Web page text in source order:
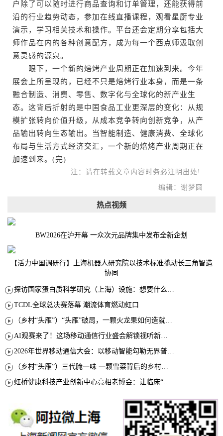
户除了可以随时进行商品查询和订单管理，还能获得前
沿的行业趋势动态，参加在线直播课程，观看星厨专业
演示，学习相关技术和操作。平台还会定期分享包括大
师作品在内的各种创意配方，成为每一个西点师汲取创
意灵感的源泉。
眼下，一个新的焙烤产业周期正在加速到来。今年
展会上所呈现的，已经不只是焙烤行业本身，而是一条
融合制造、消费、零售、数字化与全球化的新产业生
态。这背后折射的是中国食品工业更深层的变化：从规
模扩张转向价值升级，从成本竞争转向创新竞争，从产
品输出转向生态输出。当智能制造、健康消费、全球化
布局与生活方式经济交汇，一个新的焙烤产业周期正在
加速到来。(完)
注：请在转载文章内容时务必注明出处!
编辑：谢梦圆
热点视频
BW2026在沪开幕 一众次元品牌集中发布全新企划
【活力中国调研行】上海机器人研究院以技术标准撬动长三角智造
协同
TCDL全球总决赛落幕 潮流体育燃动虹口